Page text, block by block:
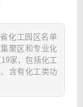
化工园区名单
聚区和专业化
家，包括化工
含有化工类功